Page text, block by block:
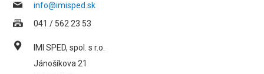
info@imisped.sk
041 / 562 23 53
IMI SPED, spol. s r.o.
Jánošíkova 21